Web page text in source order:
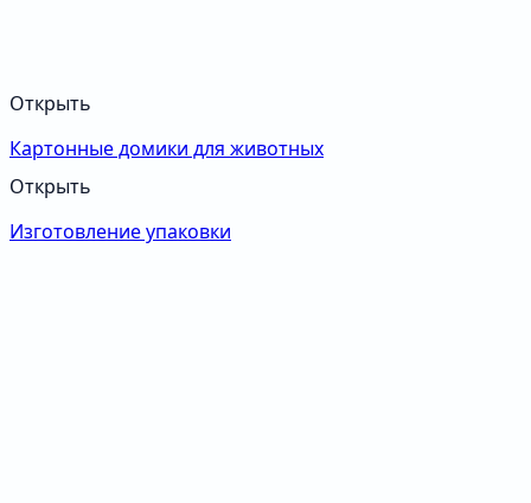
Открыть
Картонные домики для животных
Открыть
Изготовление упаковки